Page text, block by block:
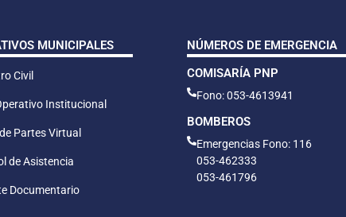
MUNICIPALES
Civil
Institucional
Partes Virtual
de Asistencia
Documentario
NÚMEROS DE EMERGENCIA
COMISARÍA PNP
Fono: 053-4613941
BOMBEROS
Emergencias Fono: 116
053-462333
053-461796